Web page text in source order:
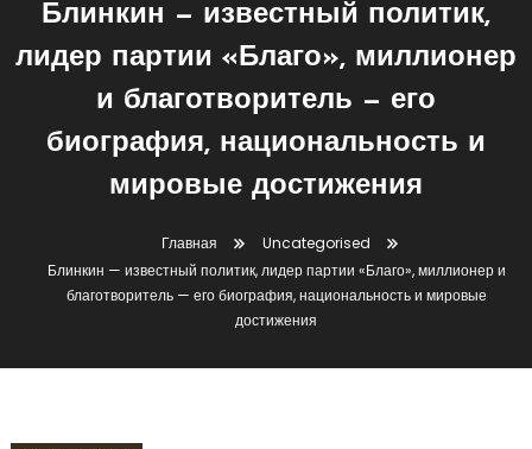
Блинкин — известный политик,
лидер партии «Благо», миллионер
и благотворитель — его
биография, национальность и
мировые достижения
Главная
Uncategorised
Блинкин — известный политик, лидер партии «Благо», миллионер и
благотворитель — его биография, национальность и мировые
достижения